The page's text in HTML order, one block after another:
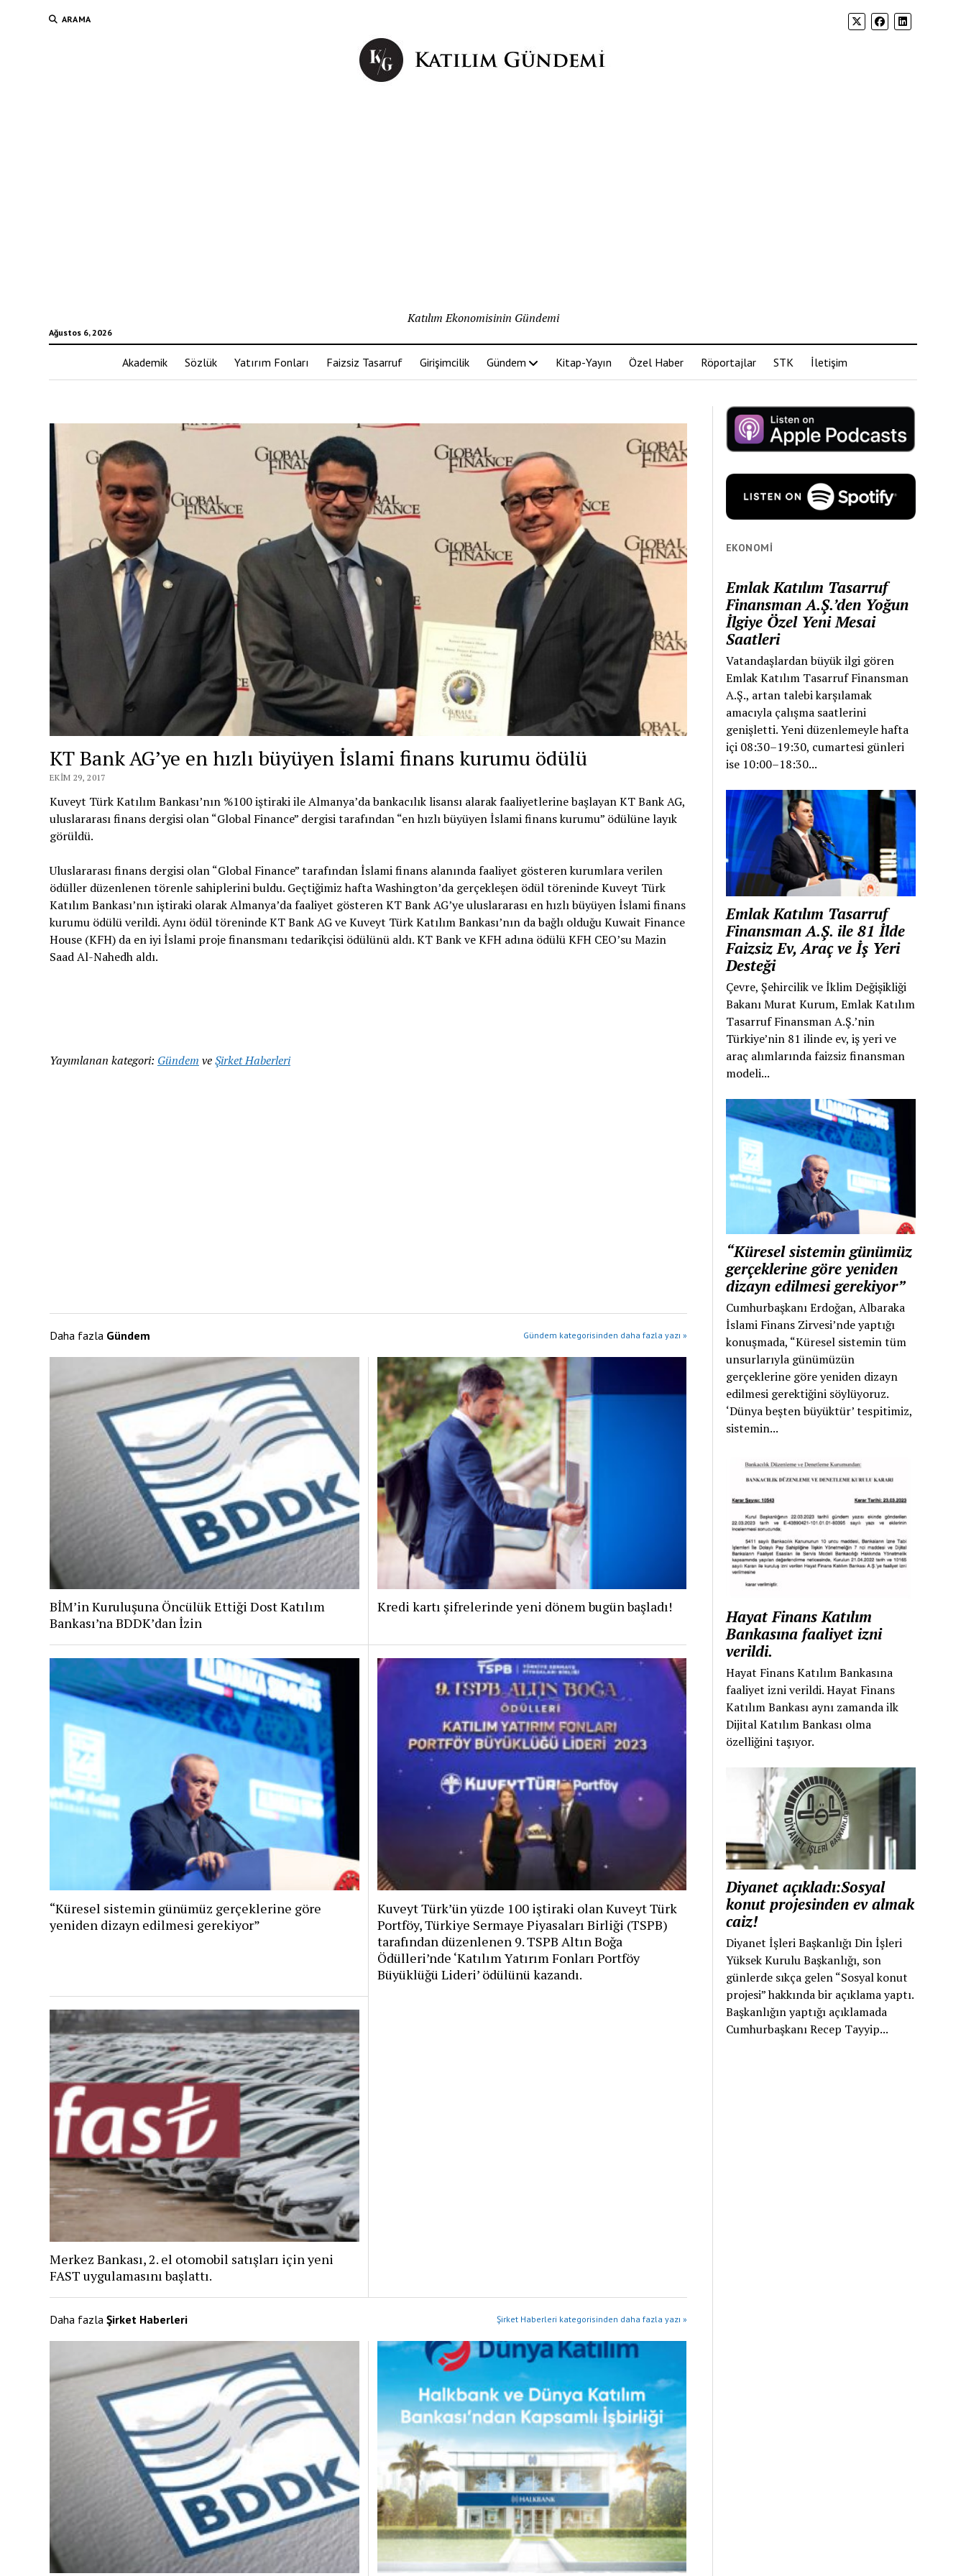
ARAMA
Ağustos 6, 2026
Katılım Ekonomisinin Gündemi
Akademik Sözlük Yatırım Fonları Faizsiz Tasarruf Girişimcilik Gündem Kitap-Yayın Özel Haber Röportajlar STK İletişim
KT Bank AG’ye en hızlı büyüyen İslami finans kurumu ödülü
EKIM 29, 2017
Kuveyt Türk Katılım Bankası’nın %100 iştiraki ile Almanya’da bankacılık lisansı alarak faaliyetlerine başlayan KT Bank AG,
uluslararası finans dergisi olan “Global Finance” dergisi tarafından “en hızlı büyüyen İslami finans kurumu” ödülüne layık
görüldü.
Uluslararası finans dergisi olan “Global Finance” tarafından İslami finans alanında faaliyet gösteren kurumlara verilen
ödüller düzenlenen törenle sahiplerini buldu. Geçtiğimiz hafta Washington’da gerçekleşen ödül töreninde Kuveyt Türk
Katılım Bankası’nın iştiraki olarak Almanya’da faaliyet gösteren KT Bank AG’ye uluslararası en hızlı büyüyen İslami finans
kurumu ödülü verildi. Aynı ödül töreninde KT Bank AG ve Kuveyt Türk Katılım Bankası’nın da bağlı olduğu Kuwait Finance
House (KFH) da en iyi İslami proje finansmanı tedarikçisi ödülünü aldı. KT Bank ve KFH adına ödülü KFH CEO’su Mazin
Saad Al-Nahedh aldı.
Yayımlanan kategori: Gündem veŞirket Haberleri
Daha fazla Gündem Gündem kategorisinden daha fazla yazı »
BİM’in Kuruluşuna Öncülük Ettiği Dost Katılım
Bankası’na BDDK’dan İzin
Kredi kartı şifrelerinde yeni dönem bugün başladı!
“Küresel sistemin günümüz gerçeklerine göre
yeniden dizayn edilmesi gerekiyor”
Kuveyt Türk’ün yüzde 100 iştiraki olan Kuveyt Türk
Portföy, Türkiye Sermaye Piyasaları Birliği (TSPB)
tarafından düzenlenen 9. TSPB Altın Boğa
Ödülleri’nde ‘Katılım Yatırım Fonları Portföy
Büyüklüğü Lideri’ ödülünü kazandı.
Merkez Bankası, 2. el otomobil satışları için yeni
FAST uygulamasını başlattı​.
Daha fazla Şirket Haberleri Şirket Haberleri kategorisinden daha fazla yazı »
EKONOMI
Emlak Katılım Tasarruf
Finansman A.Ş.’den Yoğun
İlgiye Özel Yeni Mesai
Saatleri
Vatandaşlardan büyük ilgi gören
Emlak Katılım Tasarruf Finansman
A.Ş., artan talebi karşılamak
amacıyla çalışma saatlerini
genişletti. Yeni düzenlemeyle hafta
içi 08:30–19:30, cumartesi günleri
ise 10:00–18:30...
Emlak Katılım Tasarruf
Finansman A.Ş. ile 81 İlde
Faizsiz Ev, Araç ve İş Yeri
Desteği
Çevre, Şehircilik ve İklim Değişikliği
Bakanı Murat Kurum, Emlak Katılım
Tasarruf Finansman A.Ş.’nin
Türkiye’nin 81 ilinde ev, iş yeri ve
araç alımlarında faizsiz finansman
modeli...
“Küresel sistemin günümüz
gerçeklerine göre yeniden
dizayn edilmesi gerekiyor”
Cumhurbaşkanı Erdoğan, Albaraka
İslami Finans Zirvesi’nde yaptığı
konuşmada, “Küresel sistemin tüm
unsurlarıyla günümüzün
gerçeklerine göre yeniden dizayn
edilmesi gerektiğini söylüyoruz.
‘Dünya beşten büyüktür’ tespitimiz,
sistemin...
Hayat Finans Katılım
Bankasına faaliyet izni
verildi.
Hayat Finans Katılım Bankasına
faaliyet izni verildi. Hayat Finans
Katılım Bankası aynı zamanda ilk
Dijital Katılım Bankası olma
özelliğini taşıyor.
Diyanet açıkladı:Sosyal
konut projesinden ev almak
caiz!
Diyanet İşleri Başkanlığı Din İşleri
Yüksek Kurulu Başkanlığı, son
günlerde sıkça gelen “Sosyal konut
projesi” hakkında bir açıklama yaptı.
Başkanlığın yaptığı açıklamada
Cumhurbaşkanı Recep Tayyip...